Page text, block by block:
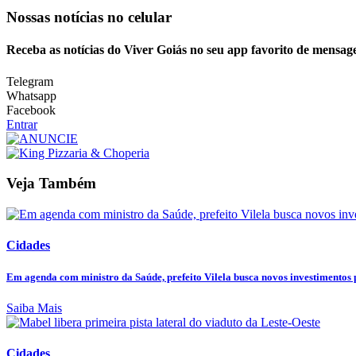
Nossas notícias no celular
Receba as notícias do Viver Goiás no seu app favorito de
Telegram
Whatsapp
Facebook
Entrar
Veja Também
Cidades
Em agenda com ministro da Saúde, prefeito Vilela busca novos investimentos
Saiba Mais
Cidades